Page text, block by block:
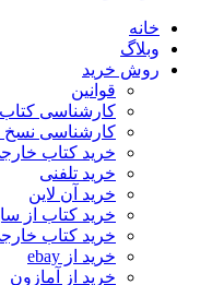
خانه
وبلاگ
روش خرید
قوانین
کارشناسی کتاب
کارشناسی
خرید کتاب
خرید تلفنی
خرید آن لاین
خرید کتاب از
خرید کتاب
خرید از ebay
خرید از آمازون